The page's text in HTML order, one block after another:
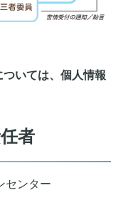
いては、個人情報
者
センター